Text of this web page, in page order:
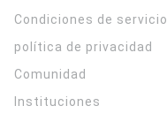
Condiciones de servicio
política de privacidad
Comunidad
Instituciones